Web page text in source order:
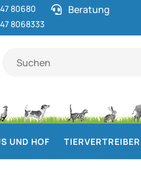
80680
8068333
Beratung
UND HOF TIERVERTREIBER